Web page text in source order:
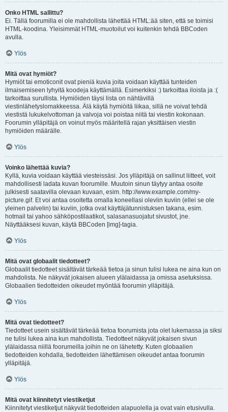
Onko HTML sallittu?
Ei. Tällä foorumilla ei ole mahdollista lähettää HTML:ää siten, että se toimisi
HTML-koodina. Yleisimmät HTML-muotoilut voi kuitenkin tehdä BBCoden
avulla.
Ylös
Mitä ovat hymiöt?
Hymiöt tai emoticonit ovat pieniä kuvia joita voidaan käyttää tunteiden
ilmaisemiseen lyhyitä koodeja käyttämällä. Esimerkiksi :) tarkoittaa iloista ja :(
tarkoittaa surullista. Hymiöiden täysi lista on nähtävillä
viestinlähetyslomakkeessa. Älä käytä hymiöitä liikaa, sillä ne voivat tehdä
viestistä lukukelvottoman ja valvoja voi poistaa niitä tai viestin kokonaan.
Foorumin ylläpitäjä on voinut myös määritellä rajan yksittäisen viestin
hymiöiden määrälle.
Ylös
Voinko lähettää kuvia?
Kyllä, kuvia voidaan käyttää viesteissäsi. Jos ylläpitäjä on sallinut liitteet, voit
mahdollisesti ladata kuvan foorumille. Muutoin sinun täytyy antaa osoite
julkisesti saatavilla olevaan kuvaan, esim. http://www.example.com/my-
picture.gif. Et voi antaa osoitetta omalla koneellasi oleviin kuviin (ellei se ole
yleinen palvelin) tai kuviin, jotka ovat käyttäjätunnistuksen takana, esim.
hotmail tai yahoo sähköpostilaatikot, salasanasuojatut sivustot, jne.
Näyttääksesi kuvan, käytä BBCoden [img]-tagia.
Ylös
Mitä ovat globaalit tiedotteet?
Globaalit tiedotteet sisältävät tärkeää tietoa ja sinun tulisi lukea ne aina kun on
mahdolista. Ne näkyvät jokaisen alueen ylälaidassa ja omissa asetuksissa.
Globaalien tiedotteiden oikeudet myöntää foorumin ylläpitäjä.
Ylös
Mitä ovat tiedotteet?
Tiedotteet usein sisältävät tärkeää tietoa foorumista jota olet lukemassa ja siksi
ne tulisi lukea aina kun mahdollista. Tiedotteet näkyvät jokaisen sivun
ylälaidassa niillä foorumeilla joihin ne on lähetetty. Kuten globaalien
tiedotteiden kohdalla, tiedotteiden lähettämisen oikeudet antaa foorumin
ylläpitäjä.
Ylös
Mitä ovat kiinnitetyt viestiketjut
Kiinnitetyt viestiketjut näkyvät tiedotteiden alapuolella ja ovat vain etusivulla.